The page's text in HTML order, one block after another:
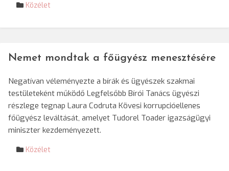
Közélet
Nemet mondtak a főügyész menesztésére
Negatívan véleményezte a bírák és ügyészek szakmai
testületeként működő Legfelsőbb Bírói Tanács ügyészi
részlege tegnap Laura Codruta Kövesi korrupcióellenes
főügyész leváltását, amelyet Tudorel Toader igazságügyi
miniszter kezdeményezett.
Közélet